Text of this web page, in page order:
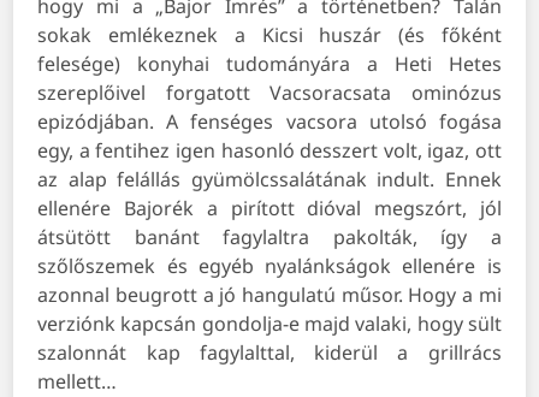
hogy mi a „Bajor Imrés” a történetben? Talán
sokak emlékeznek a Kicsi huszár (és főként
felesége) konyhai tudományára a Heti Hetes
szereplőivel forgatott Vacsoracsata ominózus
epizódjában. A fenséges vacsora utolsó fogása
egy, a fentihez igen hasonló desszert volt, igaz, ott
az alap felállás gyümölcssalátának indult. Ennek
ellenére Bajorék a pirított dióval megszórt, jól
átsütött banánt fagylaltra pakolták, így a
szőlőszemek és egyéb nyalánkságok ellenére is
azonnal beugrott a jó hangulatú műsor. Hogy a mi
verziónk kapcsán gondolja-e majd valaki, hogy sült
szalonnát kap fagylalttal, kiderül a grillrács
mellett…